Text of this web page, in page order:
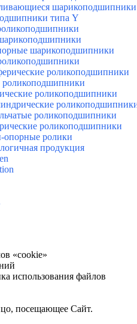
шарикоподшипники
типа Y
шарикоподшипники
роликоподшипники
роликоподшипники
роликоподшипники
роликоподшипники
роликоподшипники
ролики
продукция
«cookie»
использования файлов
посещающее Сайт.